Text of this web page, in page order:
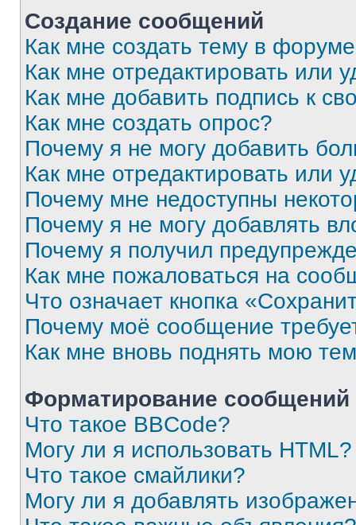
Создание сообщений
Как мне создать тему в
Как мне отредактировать или
Как мне добавить подпись к
Как мне создать опрос?
Почему я не могу добавить
Как мне отредактировать или
Почему мне недоступны
Почему я не могу добавлять
Почему я получил
Как мне пожаловаться на
Что означает кнопка
Почему моё сообщение
Как мне вновь поднять мою
Форматирование
Что такое BBCode?
Могу ли я использовать HTML?
Что такое смайлики?
Могу ли я добавлять